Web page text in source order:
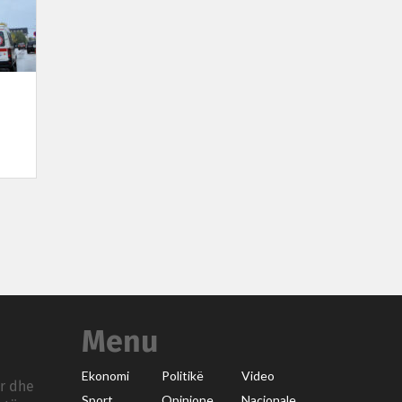
dhe
Menu
Ekonomi Politikë
Video